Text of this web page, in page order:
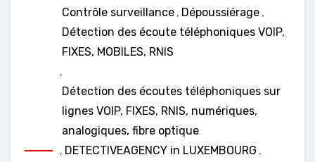
Contrôle surveillance , Dépoussiérage ,
Détection des écoute téléphoniques VOIP,
FIXES, MOBILES, RNIS
,
Détection des écoutes téléphoniques sur
lignes VOIP, FIXES, RNIS, numériques,
analogiques, fibre optique
, DETECTIVEAGENCY in LUXEMBOURG ,